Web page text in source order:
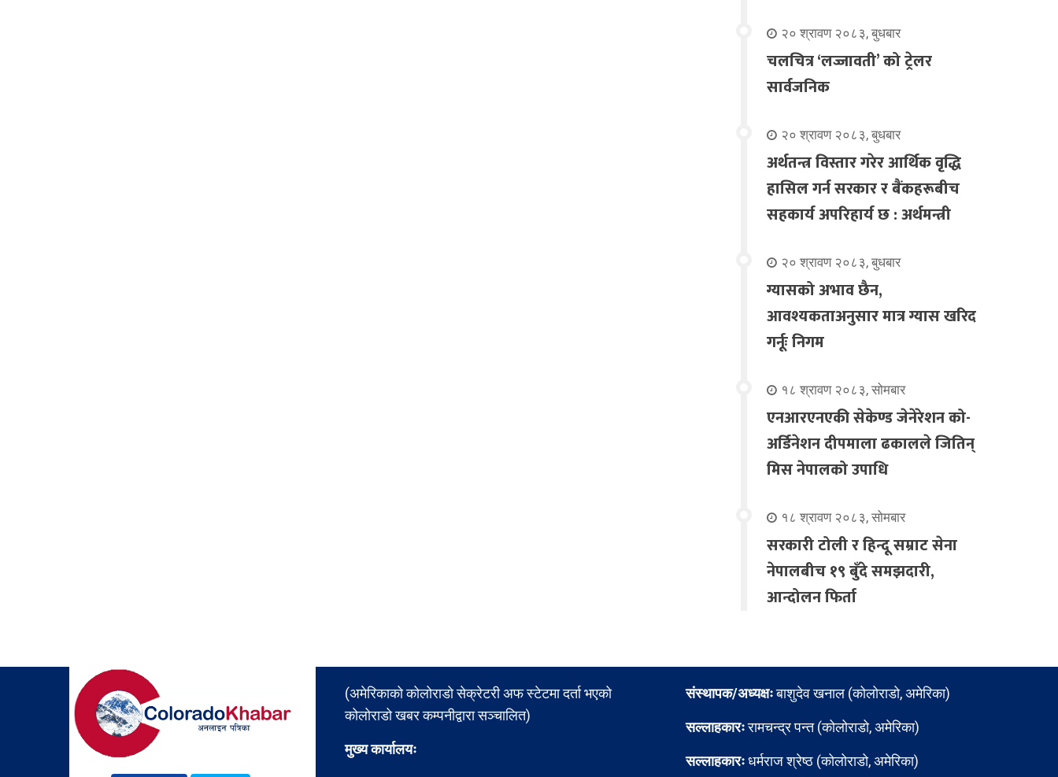
२० श्रावण २०८३, बुधबार
चलचित्र ‘लज्जावती’ को ट्रेलर
सार्वजनिक
२० श्रावण २०८३, बुधबार
अर्थतन्त्र विस्तार गरेर आर्थिक वृद्धि
हासिल गर्न सरकार र बैंकहरूबीच
सहकार्य अपरिहार्य छ : अर्थमन्त्री
२० श्रावण २०८३, बुधबार
ग्यासको अभाव छैन,
आवश्यकताअनुसार मात्र ग्यास खरिद
गर्नूः निगम
१८ श्रावण २०८३, सोमबार
एनआरएनएकी सेकेण्ड जेनेरेशन को-
अर्डिनेशन दीपमाला ढकालले जितिन्
मिस नेपालको उपाधि
१८ श्रावण २०८३, सोमबार
सरकारी टोली र हिन्दू सम्राट सेना
नेपालबीच १९ बुँदे समझदारी,
आन्दोलन फिर्ता
(अमेरिकाको कोलोराडो सेक्रेटरी अफ स्टेटमा दर्ता भएको
कोलोराडो खबर कम्पनीद्वारा सञ्चालित)
मुख्य कार्यालयः
संस्थापक/अध्यक्षःबाशुदेव खनाल (कोलोराडो, अमेरिका)
सल्लाहकारःरामचन्द्र पन्त (कोलोराडो, अमेरिका)
सल्लाहकारःधर्मराज श्रेष्ठ (कोलोराडो, अमेरिका)